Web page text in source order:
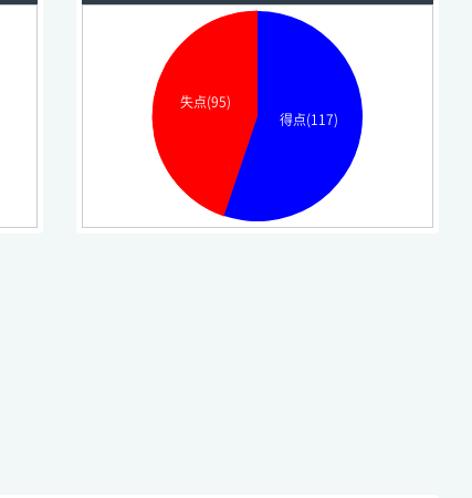
得点(117)
失点(95)